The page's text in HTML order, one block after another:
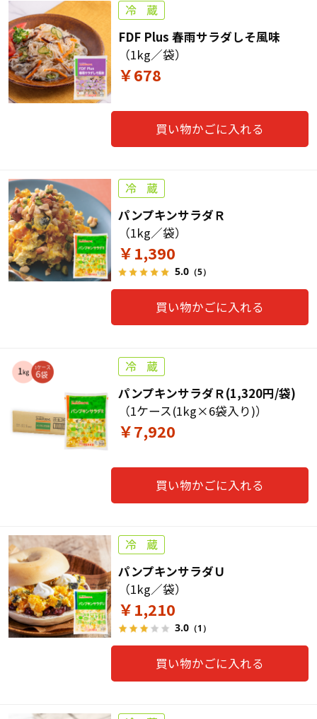
FDF Plus 春雨サラダしそ風味
（1kg／袋）
￥678
買い物かごに入れる
パンプキンサラダＲ
（1kg／袋）
￥1,390
5.0（5）
買い物かごに入れる
パンプキンサラダＲ(1,320円/袋)
（1ケース(1kg×6袋入り)）
￥7,920
買い物かごに入れる
パンプキンサラダＵ
（1kg／袋）
￥1,210
3.0（1）
買い物かごに入れる